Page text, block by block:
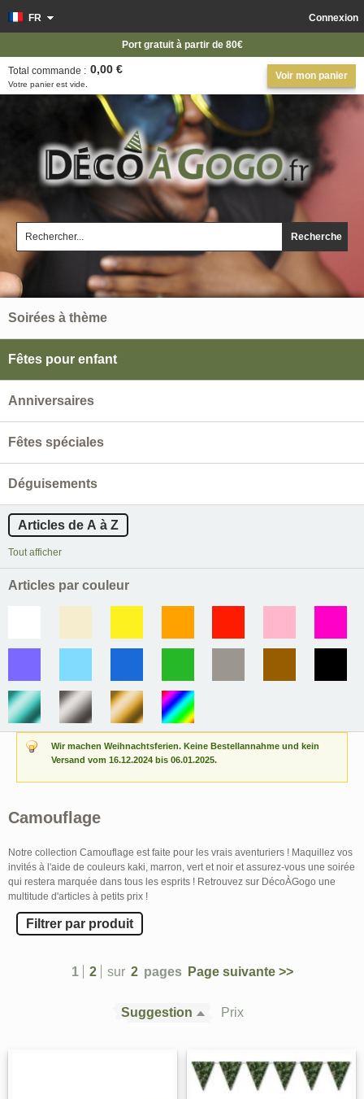
Recherche
Connexion
FR
Voir mon panier
Votre panier est vide.
Total commande : 0,00 €
Port gratuit à partir de 80€
Wir machen Weihnachtsferien. Keine Bestellannahme und kein
Versand vom 16.12.2024 bis 06.01.2025.
Camouflage
Notre collection Camouflage est faite pour les vrais aventuriers ! Maquillez vos
invités à l'aide de couleurs kaki, marron, vert et noir et assurez-vous une soirée
qui restera marquée dans tous les esprits ! Retrouvez sur DécoÀGogo une
multitude d'articles à petits prix !
Filtrer par produit
1 2 sur 2 pages Page suivante >>
Suggestion Prix
Soirées à thème
Fêtes pour enfant
Anniversaires
Fêtes spéciales
Déguisements
Articles de A à Z
Tout afficher
Articles par couleur